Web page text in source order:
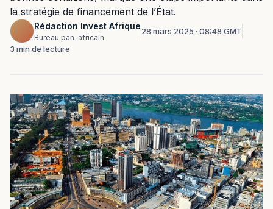
la stratégie de financement de l’État.
Rédaction Invest Afrique
Bureau pan-africain
28 mars 2025 · 08:48 GMT
3 min de lecture